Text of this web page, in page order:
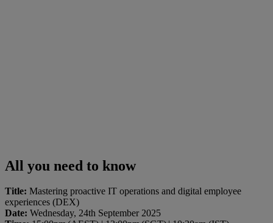
All you need to know
Title: Mastering proactive IT operations and digital employee
experiences (DEX)
Date: Wednesday, 24th September 2025